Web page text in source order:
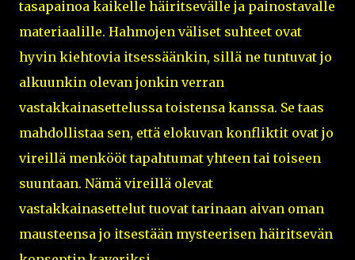
tasapainoa kaikelle häiritsevälle ja painostavalle
materiaalille. Hahmojen väliset suhteet ovat
hyvin kiehtovia itsessäänkin, sillä ne tuntuvat jo
alkuunkin olevan jonkin verran
vastakkainasettelussa toistensa kanssa. Se taas
mahdollistaa sen, että elokuvan konfliktit ovat jo
vireillä menkööt tapahtumat yhteen tai toiseen
suuntaan. Nämä vireillä olevat
vastakkainasettelut tuovat tarinaan aivan oman
mausteensa jo itsestään mysteerisen häiritsevän